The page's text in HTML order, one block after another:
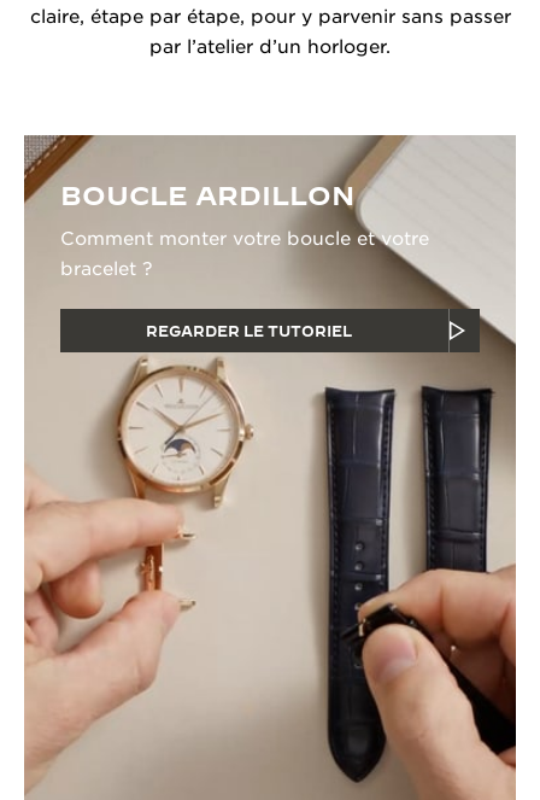
claire, étape par étape, pour y parvenir sans passer
par l’atelier d’un horloger.
BOUCLE ARDILLON
Comment monter votre boucle et votre
bracelet ?
REGARDER LE TUTORIEL